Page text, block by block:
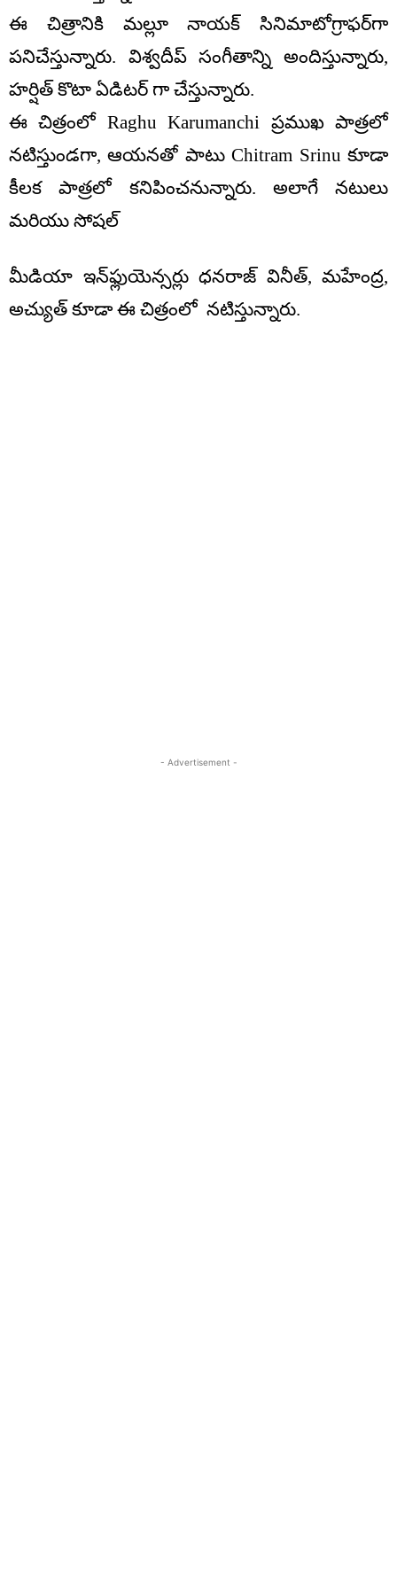
ఈ చిత్రానికి మల్లూ నాయక్ సినిమాటోగ్రాఫర్‌గా
పనిచేస్తున్నారు. విశ్వదీప్ సంగీతాన్ని అందిస్తున్నారు,
హర్షిత్ కొటా ఏడిటర్ గా చేస్తున్నారు.
ఈ చిత్రంలో Raghu Karumanchi ప్రముఖ పాత్రలో
నటిస్తుండగా, ఆయనతో పాటు Chitram Srinu కూడా
కీలక పాత్రలో కనిపించనున్నారు. అలాగే నటులు
మరియు సోషల్
మీడియా ఇన్‌ఫ్లుయెన్సర్లు ధనరాజ్ వినీత్, మహేంద్ర,
అచ్యుత్ కూడా ఈ చిత్రంలో నటిస్తున్నారు.
- Advertisement -